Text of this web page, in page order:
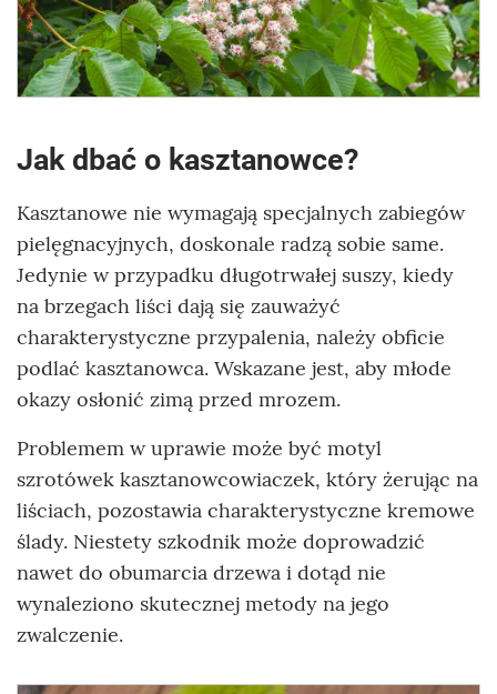
Jak dbać o kasztanowce?
Kasztanowe nie wymagają specjalnych zabiegów
pielęgnacyjnych, doskonale radzą sobie same.
Jedynie w przypadku długotrwałej suszy, kiedy
na brzegach liści dają się zauważyć
charakterystyczne przypalenia, należy obficie
podlać kasztanowca. Wskazane jest, aby młode
okazy osłonić zimą przed mrozem.
Problemem w uprawie może być motyl
szrotówek kasztanowcowiaczek, który żerując na
liściach, pozostawia charakterystyczne kremowe
ślady. Niestety szkodnik może doprowadzić
nawet do obumarcia drzewa i dotąd nie
wynaleziono skutecznej metody na jego
zwalczenie.